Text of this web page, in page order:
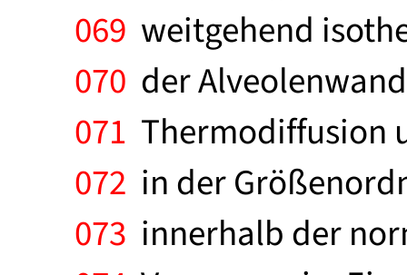
069 weitgehend
070 der
071 Thermodiffusion
072 in der
073 innerhalb der